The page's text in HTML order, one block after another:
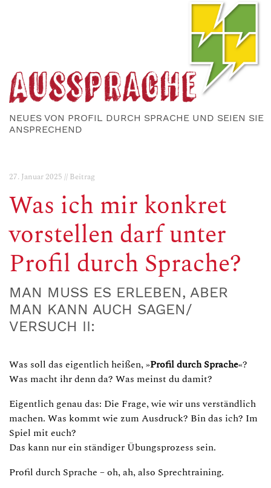
NEUES VON PROFIL DURCH SPRACHE UND SEIEN SIE
ANSPRECHEND
27. Januar 2025 // Beitrag
Was ich mir konkret
vorstellen darf unter
Profil durch Sprache?
MAN MUSS ES ERLEBEN, ABER
MAN KANN AUCH SAGEN/
VERSUCH II:
Was soll das eigentlich heißen, »Profil durch Sprache«?
Was macht ihr denn da? Was meinst du damit?
Eigentlich genau das: Die Frage, wie wir uns verständlich
machen. Was kommt wie zum Ausdruck? Bin das ich? Im
Spiel mit euch?
Das kann nur ein ständiger Übungsprozess sein.
Profil durch Sprache – oh, ah, also Sprechtraining.